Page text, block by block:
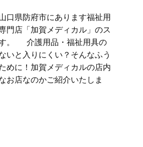
口県防府市にあります福祉用
門店「加賀メディカル」のス
。 介護用品・福祉用具の
いと入りにくい？そんなふう
めに！加賀メディカルの店内
お店なのかご紹介いたしま